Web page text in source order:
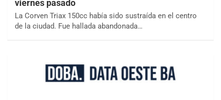
viernes pasado
La Corven Triax 150cc había sido sustraída en el centro
de la ciudad. Fue hallada abandonada…